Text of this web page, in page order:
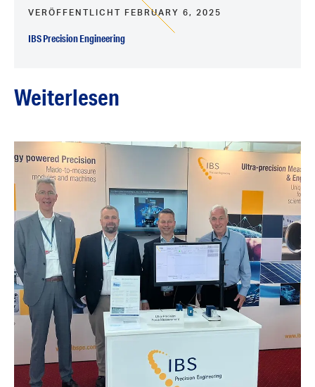
VERÖFFENTLICHT FEBRUARY 6, 2025
IBS Precision Engineering
Weiterlesen